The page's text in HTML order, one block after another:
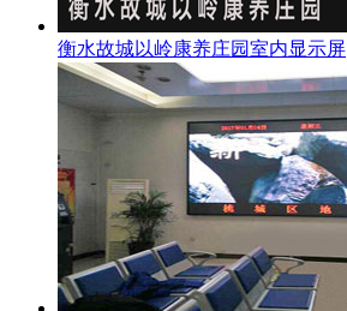
衡水故城以岭康养庄园室内显示屏